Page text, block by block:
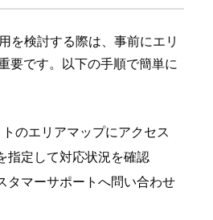
を検討する際は、事前にエリ
要です。以下の手順で簡単に
のエリアマップにアクセス
指定して対応状況を確認
タマーサポートへ問い合わせ